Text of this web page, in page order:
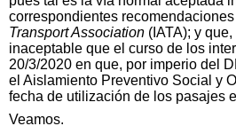
correspondientes
Transport Association (IATA); y
inaceptable que el curso de los
20/3/2020 en que, por imperio del
el Aislamiento Preventivo Social y
fecha de utilización de los pasajes
Veamos.